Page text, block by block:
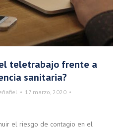
el teletrabajo frente a
sanitaria?
17 marzo, 2020
el riesgo de contagio en el